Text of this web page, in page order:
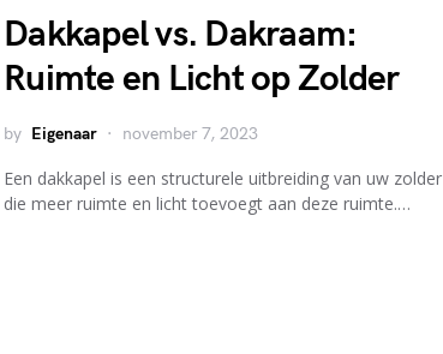
Dakkapel vs. Dakraam:
Ruimte en Licht op Zolder
by Eigenaar november 7, 2023
Een dakkapel is een structurele uitbreiding van uw zolder
die meer ruimte en licht toevoegt aan deze ruimte.…